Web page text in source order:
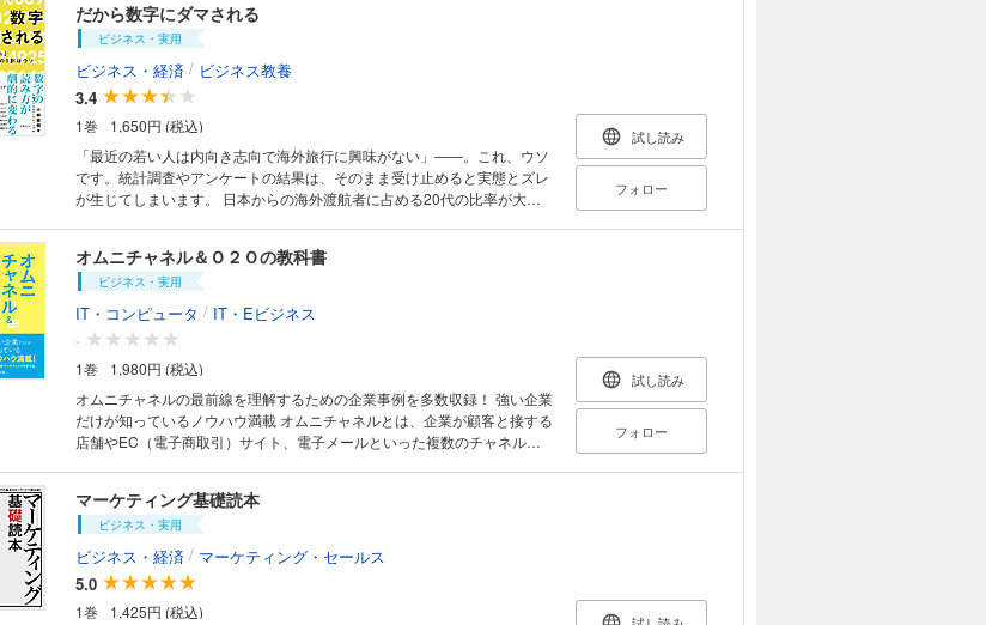
の世界を、最新キーワードと基本のキーワードで分かりやすく解説。先進
企業のケーススタディと、マーケティングの最前線の動きを示す各種デー
タ＆ランキングも併載。 ヒットした商品や事象の背景を探る「ヒットの分
析」ほか、バルミューダの寺尾社長、中川政七商店CDOの緒方氏、米有力
マーケティング支援会社HubSpotのブライアン・ハリガンCEOなど、最新
のマーケティングを語るキーマンのインタビューも掲載。マーケティング
リサーチを深く理解するための講座も収録しました。 ●最新＆基本キーワ
ード 2016年から2017年にかけて重要になる最新キーワードを、最前線で
活躍する識者らが解説。「DMP」など基本のキーワードも揃え、35のキ
ーワードを掲載 ●先進企業のケーススタディ 資生堂、パナソニック、スタ
ーバックス・コーヒーほかデジタルマーケティングの活用に秀でた先進企
業の取り組みを分析・解説 ●データ＆ランキング 「日経デジタルマーケテ
ィング」が独自に調査したデータや、ニールセンなど様々なリサーチ会社
「ポケモンGO」や、女性アイドル界で存在感を増す「欅坂46」を取り上
げ、そのマーケティングを分析 ●講座 マーケティングを支える1つである
マーケティングリサーチを取り上げ、最近流行しているリサーチの考え方
く解説
だから数字にダマされる
ビジネス・実用
ビジネス・経済 / ビジネス教養
3.4
1巻
1,650円 (税込)
「最近の若い人は内向き志向で海外旅行に興味がない」――。これ、ウソ
です。統計調査やアンケートの結果は、そのまま受け止めると実態とズレ
が生じてしまいます。 日本からの海外渡航者に占める20代の比率が大き
航者の割合をみると、80年代後半のバブル期の20代よりも上回っていま
す。「若者の海外旅行離れ」はかなり無理がある。ウソと言っていいでし
ょう。 いわゆる「統計にダマされない」系の本では、「数字で一般人を
ダマして買わせようとする悪い大人がいるから、惑わされないようにしよ
う」という趣旨のものが多いですが、学者やアナリストら統計のプロらも
意図せず検証を欠いたデータを公表し、それをメディアが無批判にニュー
スとして報じることで、おかしな数字が悪意なくニュース視聴者・閲覧者
に届いてしまっているのが実情です。本書ではそうした具体的な事例をケ
ースに分けて紹介し、違った角度からの見方を提示します。 ＜紹介事例＞
・消費不況の元凶は、モノを欲しがらない若者のせい？ ・内向き志向の若
者急増で「海外旅行」に興味ナシ？ ・「キレる若者」が急増しているのは
教育が悪いから？ ・最近の若者は「政治」に興味がないのか？ ・保育園
建設に反対しているのは中高年のオヤジ？ ・訪日観光客向け商戦は「爆買
大学？ ・禁酒すると早死にするって本当？ ・開票速報番組 なぜ開票率
数％で「当確」が打てるのか？ ほか多数
試し読み
フォロー
オムニチャネル＆Ｏ２Ｏの教科書
ビジネス・実用
IT・コンピュータ / IT・Eビジネス
-
1巻
1,980円 (税込)
オムニチャネルの最前線を理解するための企業事例を多数収録！ 強い企業
だけが知っているノウハウ満載 オムニチャネルとは、企業が顧客と接する
店舗やEC（電子商取引）サイト、電子メールといった複数のチャネル
ン・トゥ・オフライン）は、ECサイトなどのオンラインのチャネルか
ら、店舗などのオフラインへのチャネルへと顧客を誘導（送客）する取り
組みのことで、 オムニチャネルという概念を構成する要素の一つと言えま
す。 本書は、そうしたオムニチャネルの基本を押さえつつも、その段階を
超えて、新たな段階へと突入しようとしている最新の企業事例を多数収録
しています。顧客に関するあらゆるデータを集約することで、顧客1人ひ
試し読み
フォロー
マーケティング基礎読本
ビジネス・実用
ビジネス・経済 / マーケティング・セールス
5.0
1巻
1,425円 (税込)